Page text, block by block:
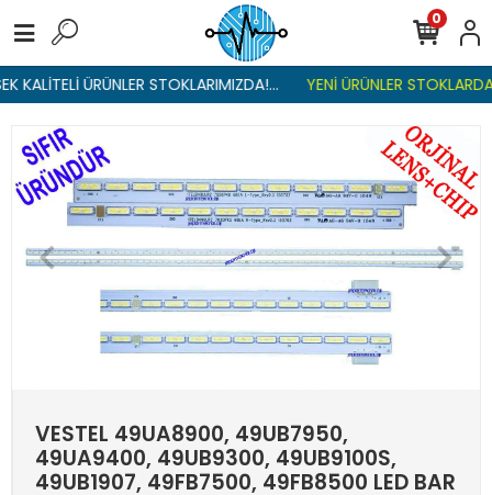
KALİTELİ ÜRÜNLER STOKLARIMIZDA!... YENİ ÜRÜNLER
0
VESTEL 49UA8900, 49UB7950,
49UA9400, 49UB9300, 49UB9100S,
49UB1907, 49FB7500, 49FB8500 LED BAR